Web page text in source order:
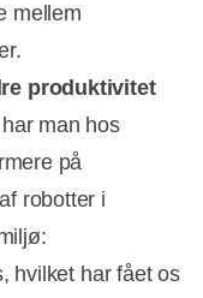
mellem
produktivitet
man hos
på
robotter i
hvilket har fået os